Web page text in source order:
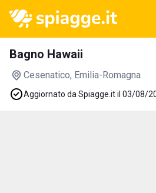
Bagno Hawaii
Cesenatico, Emilia-Romagna
Aggiornato da Spiagge.it il 03/08/